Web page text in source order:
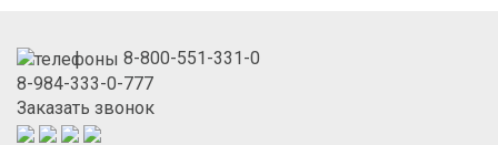
8-800-551-331-0
8-984-333-0-777
Заказать звонок